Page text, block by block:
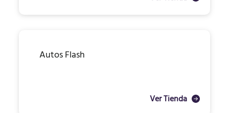
Autos Flash
Ver Tienda